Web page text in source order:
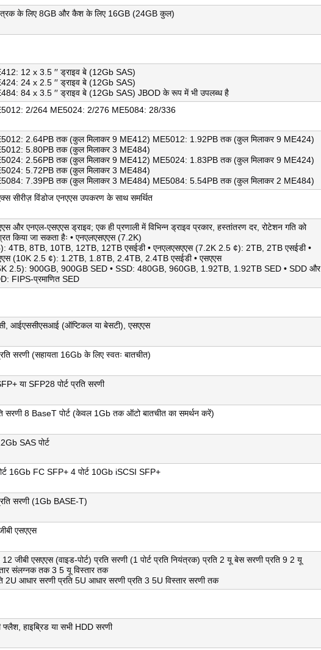
के लिए 8GB और कैश के लिए 16GB (24GB कुल)
12 x 3.5 ′′ ड्राइव बे (12Gb SAS)
24 x 2.5 ′′ ड्राइव बे (12Gb SAS)
84 x 3.5 ′′ ड्राइव बे (12Gb SAS) JBOD के रूप में भी उपलब्ध है
2/264 ME5024: 2/276 ME5084: 28/336
2.64PB तक (कुल मिलाकर 9 ME412) ME5012: 1.92PB तक (कुल मिलाकर 9 ME424)
5.80PB तक (कुल मिलाकर 3 ME484)
2.56PB तक (कुल मिलाकर 9 ME412) ME5024: 1.83PB तक (कुल मिलाकर 9 ME424)
5.72PB तक (कुल मिलाकर 3 ME484)
7.39PB तक (कुल मिलाकर 3 ME484) ME5084: 5.54PB तक (कुल मिलाकर 2 ME484)
सीरीज़ विंडोज एनएएस उपकरण के साथ समर्थित
और एनएल-एसएएस ड्राइव; एक ही प्रणाली में विभिन्न ड्राइव प्रकार, हस्तांतरण दर, रोटेशन गति को
किया जा सकता हैः • एनएलएसएएस (7.2K)
4TB, 8TB, 10TB, 12TB, 12TB एसईडी • एनएलएसएएस (7.2K 2.5 ¢): 2TB, 2TB एसईडी •
(10K 2.5 ¢): 1.2TB, 1.8TB, 2.4TB, 2.4TB एसईडी • एसएएस
2.5): 900GB, 900GB SED • SSD: 480GB, 960GB, 1.92TB, 1.92TB SED • SDD और
FIPS-प्रमाणित SED
आईएससीएसआई (ऑप्टिकल या बेसटी), एसएएस
सरणी (सहायता 16Gb के लिए स्वतः बातचीत)
या SFP28 पोर्ट प्रति सरणी
सरणी 8 BaseT पोर्ट (केवल 1Gb तक ऑटो बातचीत का समर्थन करें)
SAS पोर्ट
16Gb FC SFP+ 4 पोर्ट 10Gb iSCSI SFP+
सरणी (1Gb BASE-T)
एसएएस
जीबी एसएएस (वाइड-पोर्ट) प्रति सरणी (1 पोर्ट प्रति नियंत्रक) प्रति 2 यू बेस सरणी प्रति 9 2 यू
संलग्नक तक 3 5 यू विस्तार तक
2U आधार सरणी प्रति 5U आधार सरणी प्रति 3 5U विस्तार सरणी तक
फ्लैश, हाइब्रिड या सभी HDD सरणी